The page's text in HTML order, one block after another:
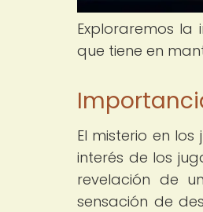
Exploraremos
que tiene en
El misterio en
interés de los
revelación de
sensación de